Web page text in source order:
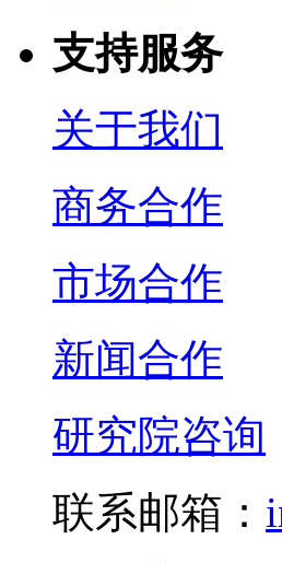
支持服务
关于我们
商务合作
市场合作
新闻合作
研究院咨询
联系邮箱：